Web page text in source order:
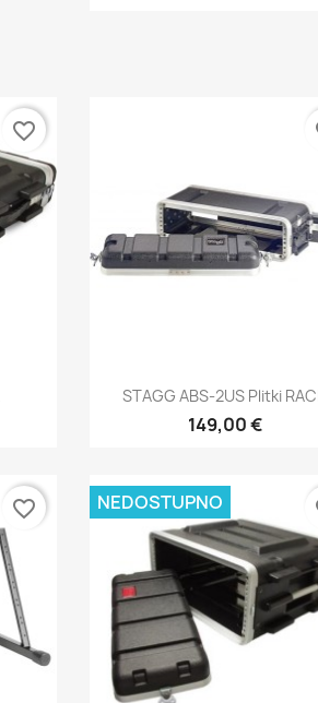
favorite_border
Brzi pregled
STAGG ABS-2US Plitki
149,00 €
favorite_border NEDOSTUPNO